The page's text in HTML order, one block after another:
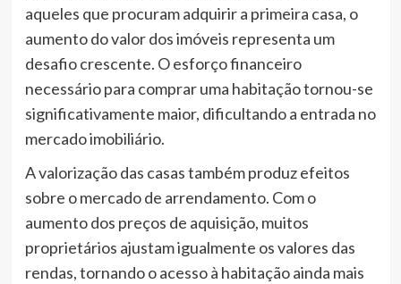
aqueles que procuram adquirir a primeira casa, o
aumento do valor dos imóveis representa um
desafio crescente. O esforço financeiro
necessário para comprar uma habitação tornou-se
significativamente maior, dificultando a entrada no
mercado imobiliário.
A valorização das casas também produz efeitos
sobre o mercado de arrendamento. Com o
aumento dos preços de aquisição, muitos
proprietários ajustam igualmente os valores das
rendas, tornando o acesso à habitação ainda mais